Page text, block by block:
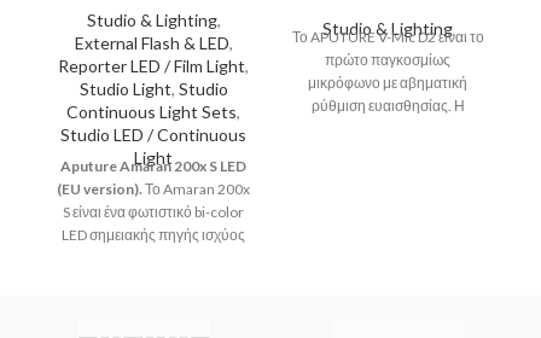
Studio & Lighting,
External Flash & LED,
Reporter LED / Film Light,
Studio Light, Studio
Continuous Light Sets,
Studio LED / Continuous
Light
Aputure Amaran 200x S LED
(EU version). Το Amaran 200x
S είναι ένα φωτιστικό bi-color
LED σημειακής πηγής ισχύος
Studio & Lighting
Το APUTURE V-Mic D2 είναι το
πρώτο παγκοσμίως
μικρόφωνο με αβηματική
ρύθμιση ευαισθησίας. Η